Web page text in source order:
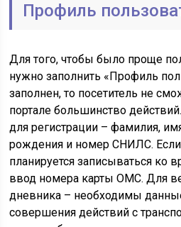
Профиль
Для того, чтобы было проще
нужно заполнить «Профиль
заполнен, то посетитель не
портале большинство
для регистрации – фамилия,
рождения и номер СНИЛС. Если
планируется записываться ко
ввод номера карты ОМС. Для
дневника – необходимы
совершения действий с